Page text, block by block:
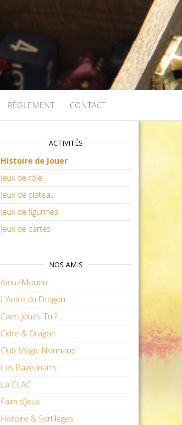
RÈGLEMENT CONTACT
ACTIVITÉS
Histoire de Jouer
Jeux de rôle
Jeux de plateau
Jeux de figurines
Jeux de cartes
NOS AMIS
Amuz’Mouen
L’Antre du Dragon
Caen Joues-Tu ?
Cidre & Dragon
Club Magic Normand
Les Bayeunains
La CLAC
Faim d’Jeux
Histoire & Sortilèges